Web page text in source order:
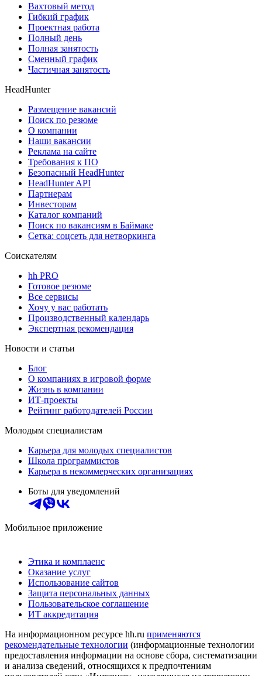
Вахтовый метод
Гибкий график
Проектная работа
Полный день
Полная занятость
Сменный график
Частичная занятость
HeadHunter
Размещение вакансий
Поиск по резюме
О компании
Наши вакансии
Реклама на сайте
Требования к ПО
Безопасный HeadHunter
HeadHunter API
Партнерам
Инвесторам
Каталог компаний
Поиск по вакансиям в Баймаке
Сетка: соцсеть для нетворкинга
Соискателям
hh PRO
Готовое резюме
Все сервисы
Хочу у вас работать
Производственный календарь
Экспертная рекомендация
Новости и статьи
Блог
О компаниях в игровой форме
Жизнь в компании
ИТ-проекты
Рейтинг работодателей России
Молодым специалистам
Карьера для молодых специалистов
Школа программистов
Карьера в некоммерческих организациях
Боты для уведомлений
Мобильное приложение
Этика и комплаенс
Оказание услуг
Использование сайтов
Защита персональных данных
Пользовательское соглашение
ИТ аккредитация
На информационном ресурсе hh.ru применяются
рекомендательные технологии (информационные технологии
предоставления информации на основе сбора, систематизации
и анализа сведений, относящихся к предпочтениям